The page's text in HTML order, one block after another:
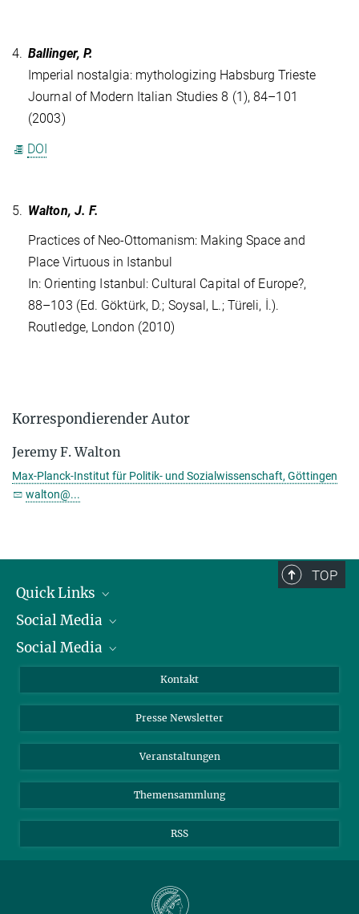
4. Ballinger, P.
Imperial nostalgia: mythologizing Habsburg Trieste
Journal of Modern Italian Studies 8 (1), 84–101
(2003)
DOI
5. Walton, J. F.
Practices of Neo-Ottomanism: Making Space and
Place Virtuous in Istanbul
In: Orienting Istanbul: Cultural Capital of Europe?,
88–103 (Ed. Göktürk, D.; Soysal, L.; Türeli, İ.).
Routledge, London (2010)
Korrespondierender Autor
Jeremy F. Walton
Max-Planck-Institut für Politik- und Sozialwissenschaft, Göttingen
walton@...
TOP
Quick Links
Präsident
Zahlen und Fakten
Meldestelle Fehlverhalten
Social Media
Bluesky
TikTok
Social Media
Instagram
YouTube
Kontakt
Presse Newsletter
Veranstaltungen
Themensammlung
RSS